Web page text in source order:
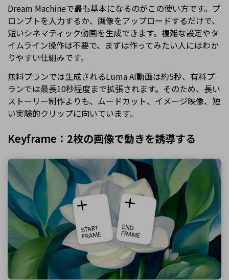
Dream Machineで最も基本になるのがこの使い方です。プ
ロンプトを入力するか、画像をアップロードするだけで、
短いシネマティック動画を生成できます。複雑な設定やタ
イムライン操作は不要で、まずは作ってみたい人にはわか
りやすい仕組みです。
無料プランでは生成されるLuma AI動画は約5秒、有料プ
ランでは最長10秒程度まで拡張されます。そのため、長い
ストーリー制作よりも、ムードカット、イメージ映像、短
い実験的クリップに向いています。
Keyframe：2枚の画像で動きを誘導する